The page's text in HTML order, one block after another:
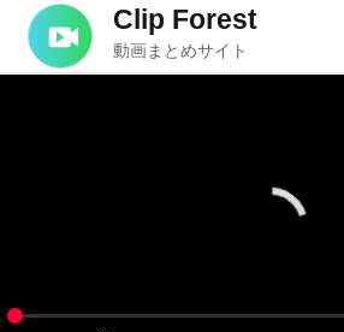
Clip Forest
動画まとめサイト